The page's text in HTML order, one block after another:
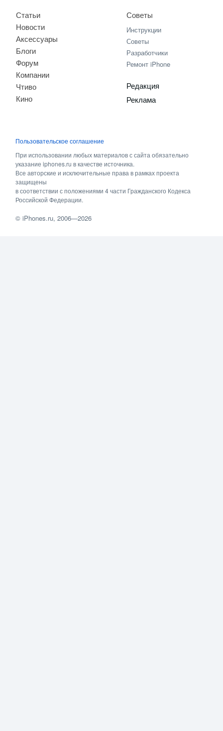
Статьи
Новости
Аксессуары
Блоги
Форум
Компании
Чтиво
Кино
Советы
Инструкции
Советы
Разработчики
Ремонт iPhone
Редакция
Реклама
Пользовательское соглашение
При использовании любых материалов с сайта обязательно
указание iphones.ru в качестве источника.
Все авторские и исключительные права в рамках проекта
защищены
в соответствии с положениями 4 части Гражданского Кодекса
Российской Федерации.
©iPhones.ru, 2006—2026